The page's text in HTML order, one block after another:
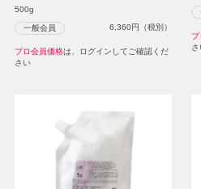
500g
一般会員 6,360円（税別）
プロ会員価格は、ログインしてご確認くだ
さい
さ